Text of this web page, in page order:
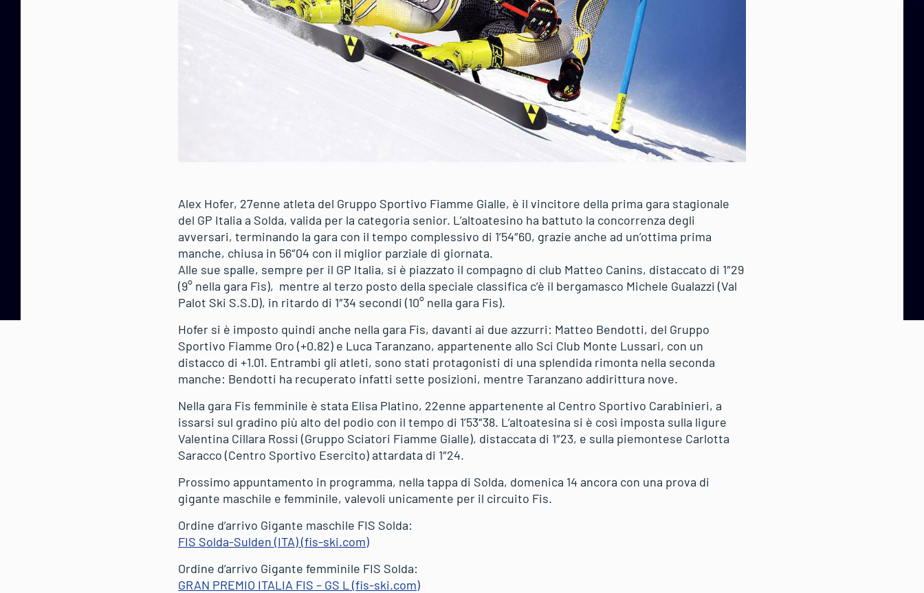
Alex Hofer, 27enne atleta del Gruppo Sportivo Fiamme Gialle, è il vincitore della prima gara stagionale
del GP Italia a Solda, valida per la categoria senior. L’altoatesino ha battuto la concorrenza degli
avversari, terminando la gara con il tempo complessivo di 1’54″60, grazie anche ad un’ottima prima
manche, chiusa in 56″04 con il miglior parziale di giornata.
Alle sue spalle, sempre per il GP Italia, si è piazzato il compagno di club Matteo Canins, distaccato di 1″29
(9° nella gara Fis), mentre al terzo posto della speciale classifica c’è il bergamasco Michele Gualazzi (Val
Palot Ski S.S.D), in ritardo di 1″34 secondi (10° nella gara Fis).
Hofer si è imposto quindi anche nella gara Fis, davanti ai due azzurri: Matteo Bendotti, del Gruppo
Sportivo Fiamme Oro (+0.82) e Luca Taranzano, appartenente allo Sci Club Monte Lussari, con un
distacco di +1.01. Entrambi gli atleti, sono stati protagonisti di una splendida rimonta nella seconda
manche: Bendotti ha recuperato infatti sette posizioni, mentre Taranzano addirittura nove.
Nella gara Fis femminile è stata Elisa Platino, 22enne appartenente al Centro Sportivo Carabinieri, a
issarsi sul gradino più alto del podio con il tempo di 1’53″38. L’altoatesina si è così imposta sulla ligure
Valentina Cillara Rossi (Gruppo Sciatori Fiamme Gialle), distaccata di 1″23, e sulla piemontese Carlotta
Saracco (Centro Sportivo Esercito) attardata di 1″24.
Prossimo appuntamento in programma, nella tappa di Solda, domenica 14 ancora con una prova di
gigante maschile e femminile, valevoli unicamente per il circuito Fis.
Ordine d’arrivo Gigante maschile FIS Solda:
FIS Solda-Sulden (ITA) (fis-ski.com)
Ordine d’arrivo Gigante femminile FIS Solda:
GRAN PREMIO ITALIA FIS – GS L (fis-ski.com)